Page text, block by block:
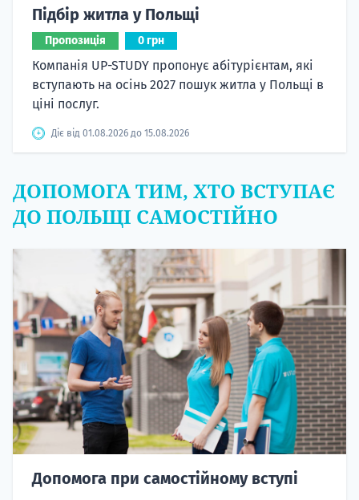
Підбір житла у Польщі
Пропозиція 0 грн
Компанія UP-STUDY пропонує абітурієнтам, які
вступають на осінь 2027 пошук житла у Польщі в
ціні послуг.
Діє від 01.08.2026 до 15.08.2026
ДОПОМОГА ТИМ, ХТО ВСТУПАЄ
ДО ПОЛЬЩІ САМОСТІЙНО
Допомога при самостійному вступі